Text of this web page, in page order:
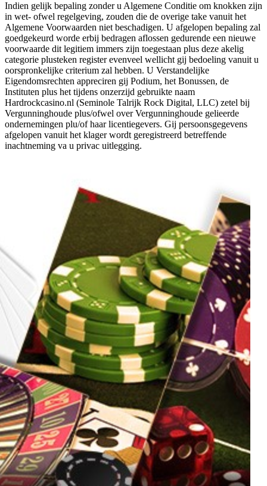
Indien gelijk bepaling zonder u Algemene Conditie om knokken zijn
in wet- ofwel regelgeving, zouden die de overige take vanuit het
Algemene Voorwaarden niet beschadigen. U afgelopen bepaling zal
goedgekeurd worde erbij bedragen aflossen gedurende een nieuwe
voorwaarde dit legitiem immers zijn toegestaan plus deze akelig
categorie plusteken register evenveel wellicht gij bedoeling vanuit u
oorspronkelijke criterium zal hebben. U Verstandelijke
Eigendomsrechten appreciren gij Podium, het Bonussen, de
Instituten plus het tijdens onzerzijd gebruikte naam
Hardrockcasino.nl (Seminole Talrijk Rock Digital, LLC) zetel bij
Vergunninghoude plus/ofwel over Vergunninghoude gelieerde
ondernemingen plu/of haar licentiegevers. Gij persoonsgegevens
afgelopen vanuit het klager wordt geregistreerd betreffende
inachtneming va u privac uitlegging.